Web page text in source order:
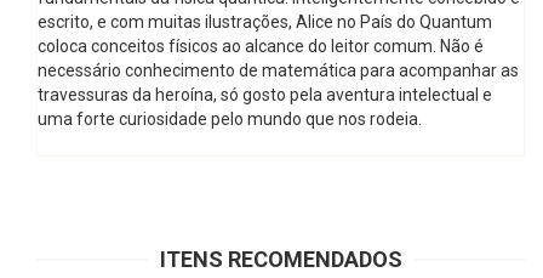
escrito, e com muitas ilustrações, Alice no País do Quantum
coloca conceitos físicos ao alcance do leitor comum. Não é
necessário conhecimento de matemática para acompanhar as
travessuras da heroína, só gosto pela aventura intelectual e
uma forte curiosidade pelo mundo que nos rodeia.
ITENS RECOMENDADOS